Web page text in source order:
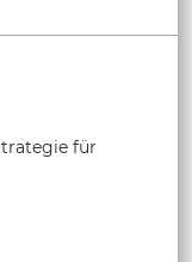
für